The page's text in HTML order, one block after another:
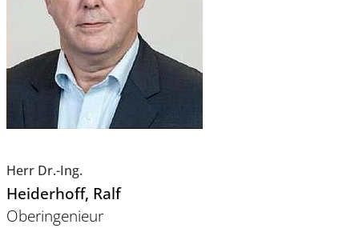
Herr Dr.-Ing.
Heiderhoff, Ralf
Oberingenieur